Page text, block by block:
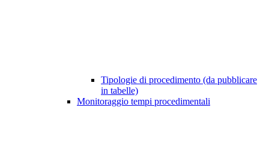
Tipologie di procedimento (da pubblicare
in tabelle)
Monitoraggio tempi procedimentali